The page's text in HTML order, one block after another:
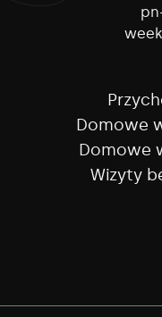
Domowe
Domowe
Wizyty